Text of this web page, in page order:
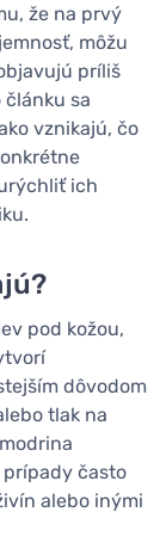
že na prvý
môžu
príliš
sa
vznikajú, čo
ich
pod kožou,
dôvodom
tlak na
prípady často
alebo inými